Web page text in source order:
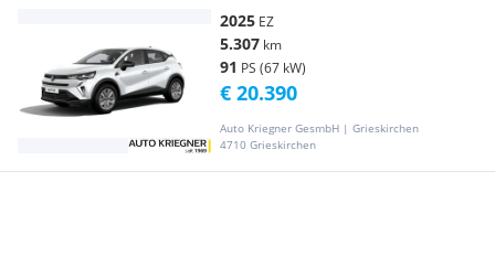
2025 EZ
5.307 km
91 PS (67 kW)
Auto Kriegner GesmbH | Grieskirchen
4710 Grieskirchen
€ 20.390